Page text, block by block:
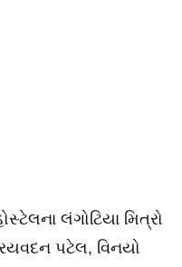
લંગોટિયા મિત્રો
પટેલ, વિનયો